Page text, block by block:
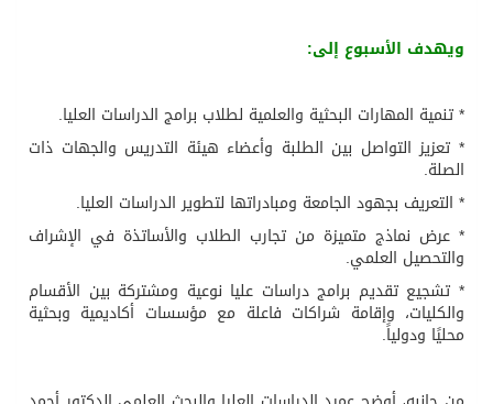
ويهدف الأسبوع إلى:
* تنمية المهارات البحثية والعلمية لطلاب برامج الدراسات العليا.
* تعزيز التواصل بين الطلبة وأعضاء هيئة التدريس والجهات ذات
الصلة.
* التعريف بجهود الجامعة ومبادراتها لتطوير الدراسات العليا.
* عرض نماذج متميزة من تجارب الطلاب والأساتذة في الإشراف
والتحصيل العلمي.
* تشجيع تقديم برامج دراسات عليا نوعية ومشتركة بين الأقسام
والكليات، وإقامة شراكات فاعلة مع مؤسسات أكاديمية وبحثية
محليًا ودولياً.